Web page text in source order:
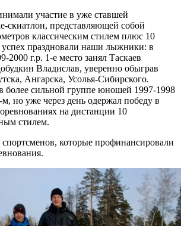
участие в уже ставшей
скиатлон, представляющей собой
классическим стилем плюс 10
праздновали наши лыжники: в
г.р. 1-е место занял Таскаев
Владислав, уверенно обыграв
Ангарска, Усолья-Сибирского.
сильной группе юношей 1997-1998
но уже через день одержал победу в
на дистанции 10
стилем.
которые профинансировали